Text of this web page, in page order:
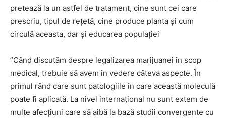
pretează la un astfel de tratament, cine sunt cei care
prescriu, tipul de reţetă, cine produce planta şi cum
circulă aceasta, dar şi educarea populaţiei
”Când discutăm despre legalizarea marijuanei în scop
medical, trebuie să avem în vedere câteva aspecte. În
primul rând care sunt patologiile în care această moleculă
poate fi aplicată. La nivel internaţional nu sunt extem de
multe afecţiuni care să aibă la bază studii convergente cu